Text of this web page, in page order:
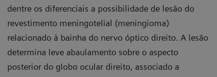
dentre os diferenciais a possibilidade de lesão do
revestimento meningotelial (meningioma)
relacionado à bainha do nervo óptico direito. A lesão
determina leve abaulamento sobre o aspecto
posterior do globo ocular direito, associado a